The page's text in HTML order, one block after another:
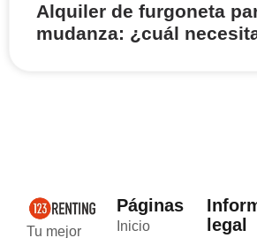
Alquiler de furgoneta
mudanza: ¿cuál
Tu mejor
Páginas
Inicio
legal